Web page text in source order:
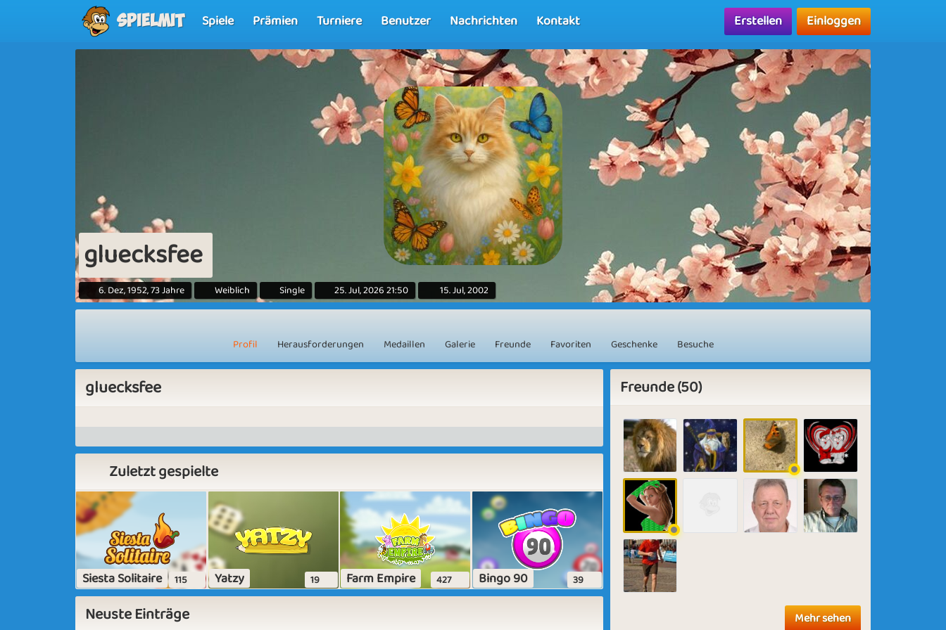
Spielmit Spiele Prämien Turniere Benutzer Nachrichten Kontakt Erstellen Einloggen
gluecksfee
6. Dez, 1952, 73 Jahre Weiblich Single 25. Jul, 2026 21:50 15. Jul, 2002
Profil Herausforderungen Medaillen Galerie Freunde Favoriten Geschenke Besuche
gluecksfee
Zuletzt gespielte
Siesta Solitaire 115 Yatzy 19 Farm Empire 427 Bingo 90 39
Neuste Einträge
Freunde (50)
Mehr sehen